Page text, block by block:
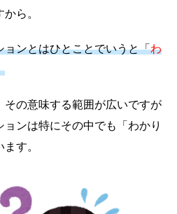
ら。
ンとはひとことでいうと「わ
その意味する範囲が広いですが
ンは特にその中でも「わかり
す。